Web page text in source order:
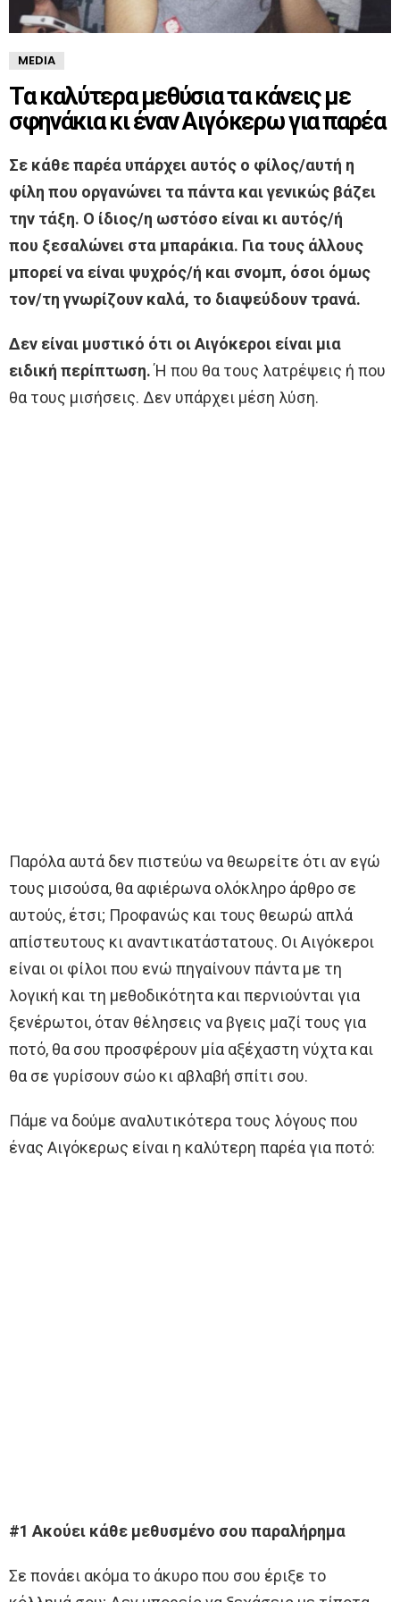
MEDIA
Τα καλύτερα μεθύσια τα κάνεις με
σφηνάκια κι έναν Αιγόκερω για παρέα
Σε κάθε παρέα υπάρχει αυτός ο φίλος/αυτή η
φίλη που οργανώνει τα πάντα και γενικώς βάζει
την τάξη. Ο ίδιος/η ωστόσο είναι κι αυτός/ή
που ξεσαλώνει στα μπαράκια. Για τους άλλους
μπορεί να είναι ψυχρός/ή και σνομπ, όσοι όμως
τον/τη γνωρίζουν καλά, το διαψεύδουν τρανά.
Δεν είναι μυστικό ότι οι Αιγόκεροι είναι μια
ειδική περίπτωση.Ή που θα τους λατρέψεις ή που
θα τους μισήσεις. Δεν υπάρχει μέση λύση.
Παρόλα αυτά δεν πιστεύω να θεωρείτε ότι αν εγώ
τους μισούσα, θα αφιέρωνα ολόκληρο άρθρο σε
αυτούς, έτσι; Προφανώς και τους θεωρώ απλά
απίστευτους κι αναντικατάστατους. Οι Αιγόκεροι
είναι οι φίλοι που ενώ πηγαίνουν πάντα με τη
λογική και τη μεθοδικότητα και περνιούνται για
ξενέρωτοι, όταν θέλησεις να βγεις μαζί τους για
ποτό, θα σου προσφέρουν μία αξέχαστη νύχτα και
θα σε γυρίσουν σώο κι αβλαβή σπίτι σου.
Πάμε να δούμε αναλυτικότερα τους λόγους που
ένας Αιγόκερως είναι η καλύτερη παρέα για ποτό:
#1 Ακούει κάθε μεθυσμένο σου παραλήρημα
Σε πονάει ακόμα το άκυρο που σου έριξε το